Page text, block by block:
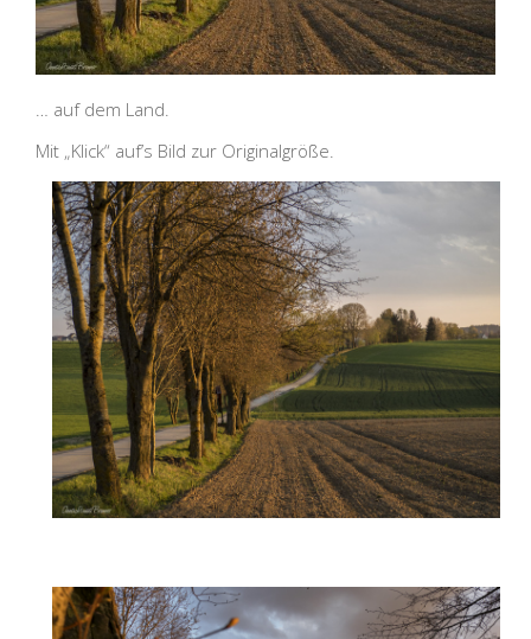
… auf dem Land.
Mit „Klick“ auf’s Bild zur Originalgröße.